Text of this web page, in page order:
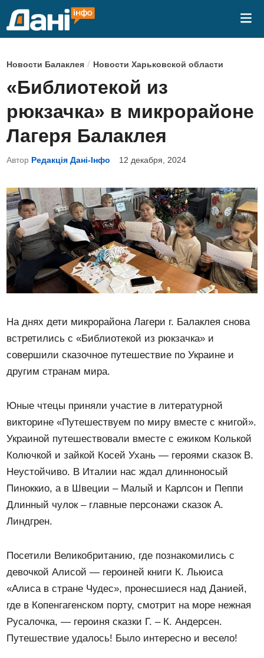
О
у
б
л
и
к
в
а
н
о
в
Новости Балаклея / Новости Харьковской области
«Библиотекой из
рюкзачка» в микрорайоне
Лагеря Балаклея
Автор Редакція Дані-Інфо 12 декабря, 2024
На днях дети микрорайона Лагери г. Балаклея снова
встретились с «Библиотекой из рюкзачка» и
совершили сказочное путешествие по Украине и
другим странам мира.
Юные чтецы приняли участие в литературной
викторине «Путешествуем по миру вместе с книгой».
Украиной путешествовали вместе с ежиком Колькой
Колючкой и зайкой Косей Ухань — героями сказок В.
Неустойчиво. В Италии нас ждал длинноносый
Пиноккио, а в Швеции – Малый и Карлсон и Пеппи
Длинный чулок – главные персонажи сказок А.
Линдгрен.
Посетили Великобританию, где познакомились с
девочкой Алисой — героиней книги К. Льюиса
«Алиса в стране Чудес», пронесшиеся над Данией,
где в Копенгагенском порту, смотрит на море нежная
Русалочка, — героиня сказки Г. – К. Андерсен.
Путешествие удалось! Было интересно и весело!